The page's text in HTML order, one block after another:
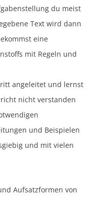
du meist
Text wird dann
eine
mit Regeln und
angeleitet und lernst
nicht verstanden
und Beispielen
und mit vielen
Aufsatzformen von